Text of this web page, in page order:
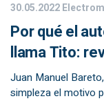
30.05.2022
Por qué el
llama Tito:
Juan Manuel
simpleza el motivo